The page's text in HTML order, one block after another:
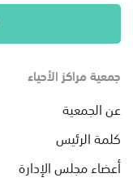
جمعية مراكز الأحياء
عن الجمعية
كلمة الرئيس
أعضاء مجلس الإدارة